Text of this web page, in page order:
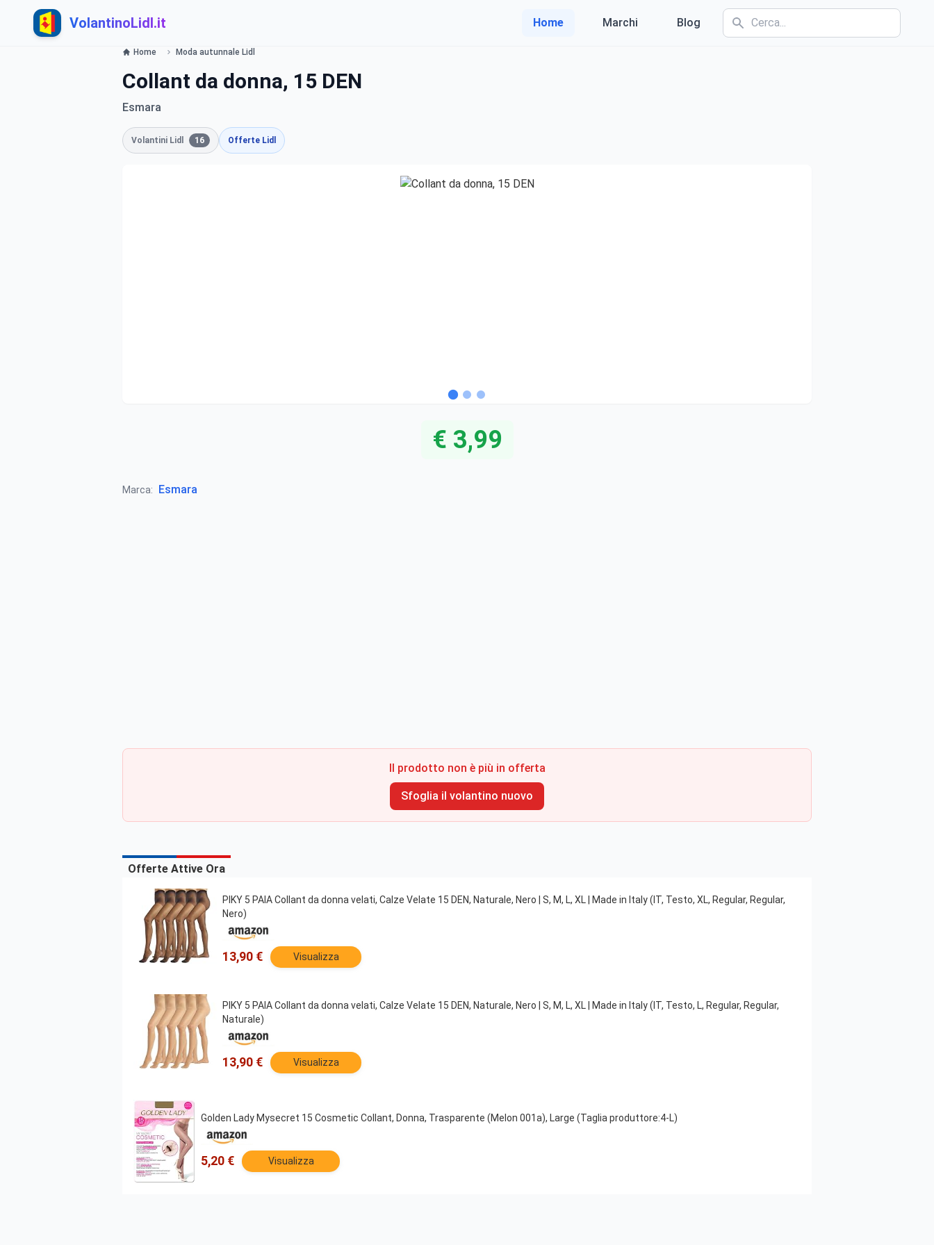
VolantinoLidl.it Home Marchi Blog
Home Moda autunnale Lidl
Collant da donna, 15 DEN
Esmara
Volantini Lidl 16 Offerte Lidl
€ 3,99
Marca: Esmara
Il prodotto non è più in offerta
Sfoglia il volantino nuovo
Offerte Attive Ora
PIKY 5 PAIA Collant da donna velati, Calze Velate 15 DEN, Naturale, Nero | S, M, L, XL | Made in Italy (IT, Testo, XL, Regular, Regular,
Nero)
13,90 € Visualizza
PIKY 5 PAIA Collant da donna velati, Calze Velate 15 DEN, Naturale, Nero | S, M, L, XL | Made in Italy (IT, Testo, L, Regular, Regular,
Naturale)
13,90 € Visualizza
Golden Lady Mysecret 15 Cosmetic Collant, Donna, Trasparente (Melon 001a), Large (Taglia produttore:4-L)
5,20 € Visualizza